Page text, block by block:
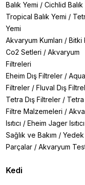
Balık Yemi / Cichlid Balık
Tropical Balık Yemi /
Yemi
Akvaryum Kumları / Bitki
Co2 Setleri / Akvaryum
Filtreleri
Eheim Dış Filtreler /
Filtreler / Fluval Dış
Tetra Dış Filtreler / Tetra
Filtre Malzemeleri /
Isıtıcı / Eheim Jager Isıtıcı
Sağlık ve Bakım / Yedek
Parçalar / Akvaryum
Kedi